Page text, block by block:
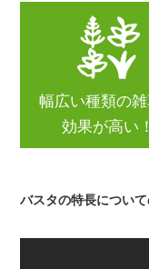
幅広い種類の
効果が高い！
バスタの特長につい